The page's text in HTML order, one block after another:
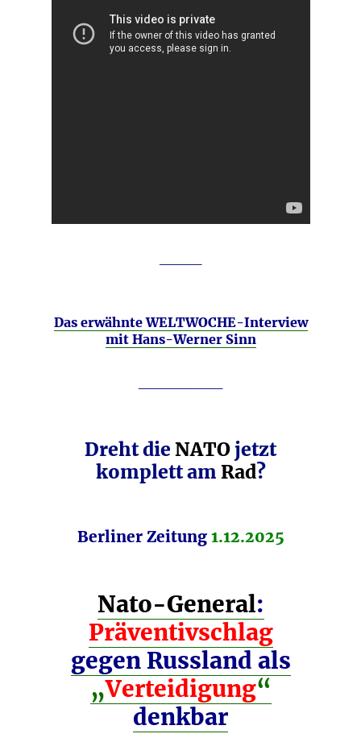
Das erwähnte WELTWOCHE-Interview
mit Hans-Werner Sinn
Dreht die NATOjetzt
komplett am Rad?
Berliner Zeitung 1.12.2025
Nato-General:
Präventivschlag
gegen Russland als
„Verteidigung“
denkbar